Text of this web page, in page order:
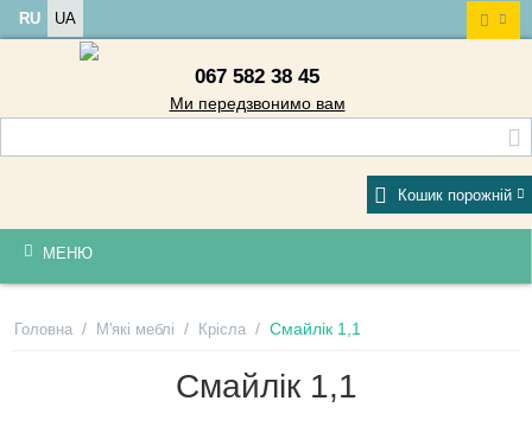
RU UA
067 582 38 45
Ми передзвонимо вам
Кошик порожній
МЕНЮ
Головна / М'які меблі / Крісла / Смайлік 1,1
Смайлік 1,1